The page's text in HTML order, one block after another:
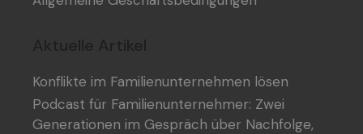
Konflikte im Familienunternehmen lösen
Podcast für Familienunternehmer: Zwei
Generationen im Gespräch über Nachfolge,